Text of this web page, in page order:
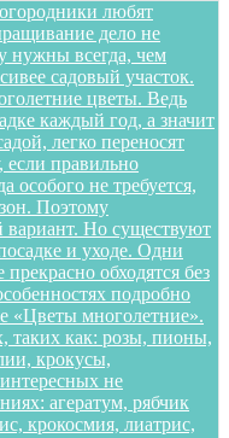
любят
дело не
нужны всегда, чем
садовый участок.
цветы. Ведь
каждый год, а значит
легко переносят
если правильно
особого не требуется,
Поэтому
Но существуют
и уходе. Одни
обходятся без
подробно
«Цветы многолетние».
таких как: розы, пионы,
крокусы,
не
агератум, рябчик
крокосмия, лиатрис,